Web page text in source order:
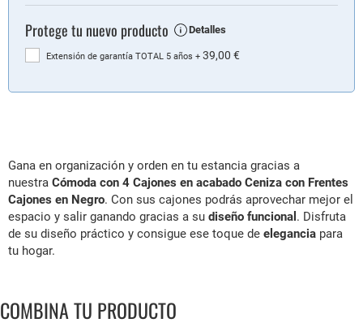
Protege tu nuevo producto Detalles
Extensión de garantía TOTAL 5 años + 39,00 €
Gana en organización y orden en tu estancia gracias a
nuestra Cómoda con 4 Cajones en acabado Ceniza con Frentes
Cajones en Negro. Con sus cajones podrás aprovechar mejor el
espacio y salir ganando gracias a su diseño funcional . Disfruta
de su diseño práctico y consigue ese toque de elegancia para
tu hogar.
COMBINA TU PRODUCTO